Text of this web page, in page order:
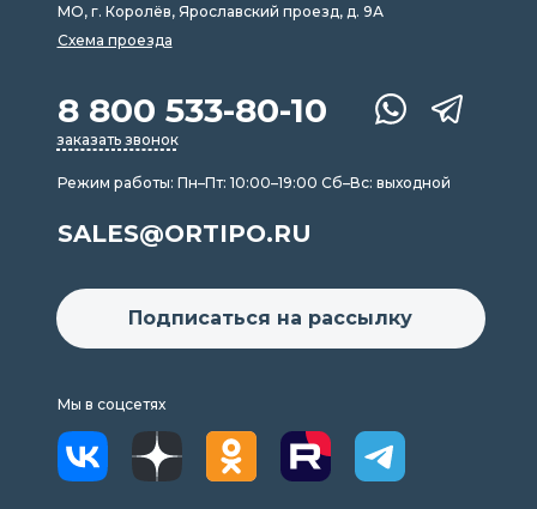
заказать звонок
Режим работы: Пн–Пт: 10:00–19:00 Сб–Вс: выходной
МО, г. Королёв, Ярославский проезд, д. 9А
Схема проезда
8 800 533-80-10
SALES@ORTIPO.RU
Подписаться на рассылку
Мы в соцсетях